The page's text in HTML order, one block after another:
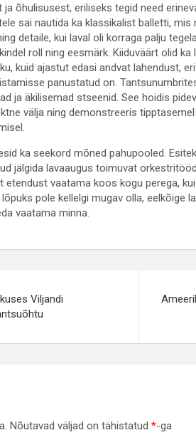
õhulisusest, eriliseks tegid need
sai nautida ka klassikalist balletti,
detaile, kui laval oli korraga palju
roll ning eesmärk. Kiiduväärt olid
kuid ajastut edasi andvat lahendust,
panustatud on.
ja äkilisemad stseenid. See hoidis
välja ning demonstreeris
ka seekord mõned pahupooled.
jälgida lavaaugus toimuvat
vaatama koos kogu perega,
pole kellelgi mugav olla, eelkõige
vaatama minna.
Viljandi
Nõutavad väljad on tähistatud*-ga